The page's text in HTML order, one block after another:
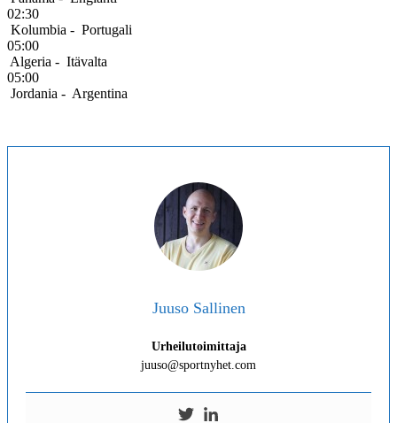
02:30
Kolumbia - Portugali
05:00
Algeria - Itävalta
05:00
Jordania - Argentina
Juuso Sallinen
Urheilutoimittaja
juuso@sportnyhet.com